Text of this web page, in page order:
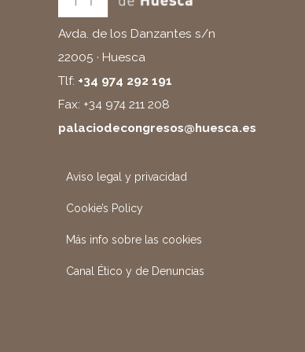
Avda. de los Danzantes s/n
22005 · Huesca
Tlf: +34 974 292 191
Fax: +34 974 211 208
palaciodecongresos@huesca.es
Aviso legal y privacidad
Cookie’s Policy
Más info sobre las cookies
Canal Ético y de Denuncias